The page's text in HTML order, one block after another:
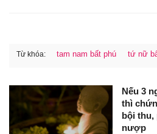
Từ khóa: tam nam bất phú tứ nữ
Nếu 3
thì
bội thu,
nượp